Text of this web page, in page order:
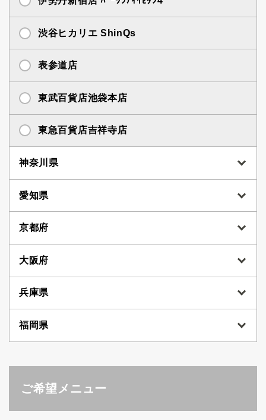
渋谷ヒカリエ ShinQs
表参道店
東武百貨店池袋本店
東急百貨店吉祥寺店
神奈川県
愛知県
京都府
大阪府
兵庫県
福岡県
ご希望メニュー